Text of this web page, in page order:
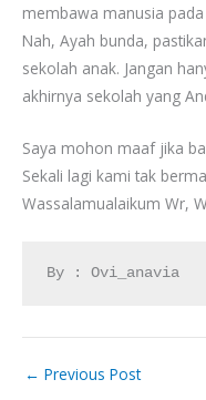
membawa manusia
Nah, Ayah bunda,
sekolah anak. Jangan
akhirnya sekolah yang
Saya mohon maaf jika
Sekali lagi kami tak
Wassalamualaikum Wr,
By : Ovi_anavia
← Previous Post